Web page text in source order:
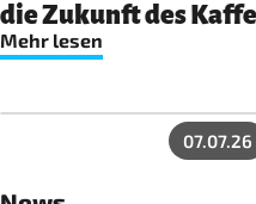
die Zukunft des
Mehr lesen
07.07.26